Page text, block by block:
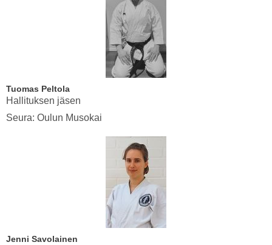
Tuomas Peltola
Hallituksen jäsen
Seura: Oulun Musokai
Jenni Savolainen